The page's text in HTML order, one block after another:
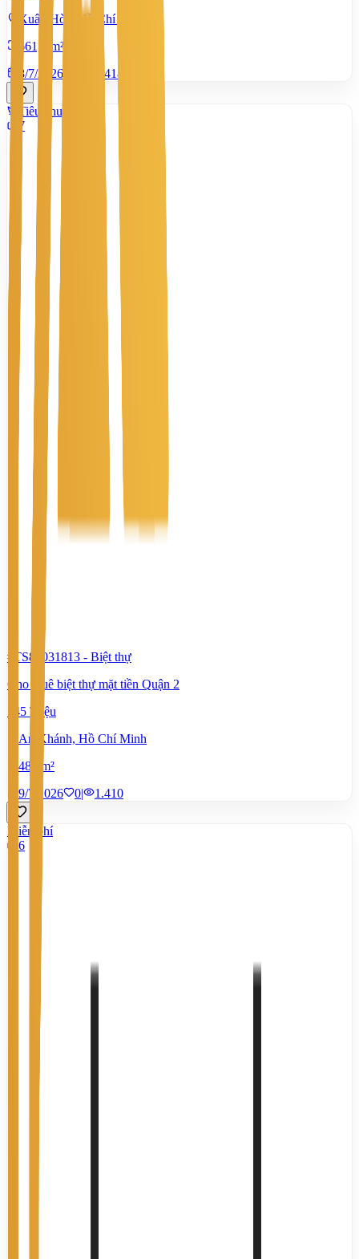
Xuân Hòa, Hồ Chí Minh
661,5 m²
8/7/2026
1.418
Tiêu chuẩn
7
#TS80031813 - Biệt thự
Cho thuê biệt thự mặt tiền Quận 2
145 Triệu
An Khánh, Hồ Chí Minh
480 m²
9/7/2026
0| 1.410
Miễn phí
6